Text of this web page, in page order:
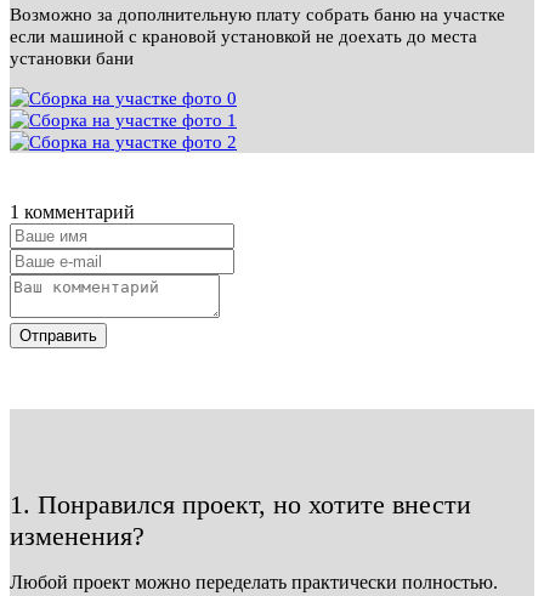
Возможно за дополнительную плату собрать баню на участке
если машиной с крановой установкой не доехать до места
установки бани
1 комментарий
Отправить
1. Понравился проект, но хотите внести
изменения?
Любой проект можно переделать практически полностью.